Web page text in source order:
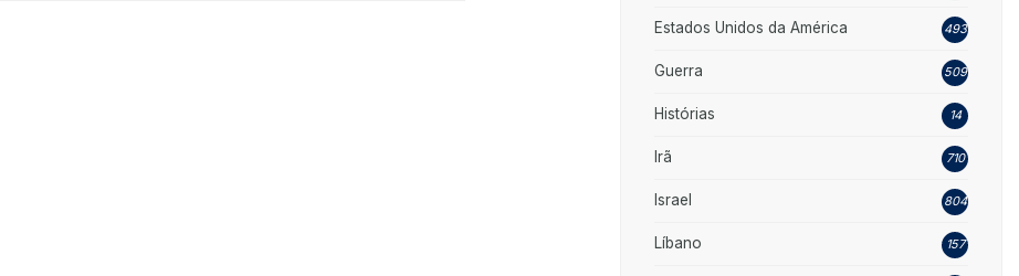
Estados Unidos da América 493
Guerra 509
Histórias 14
Irã 710
Israel 804
Líbano 157